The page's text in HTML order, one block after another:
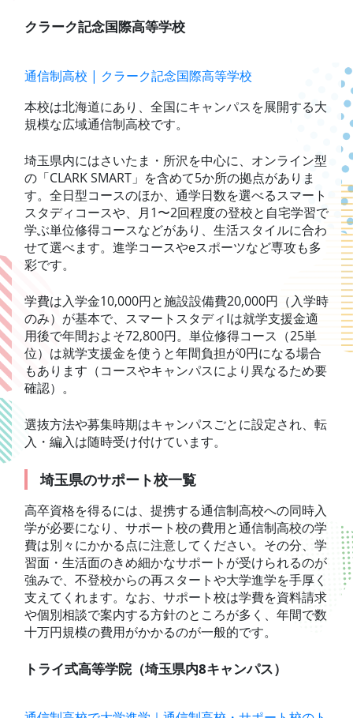
クラーク記念国際高等学校
通信制高校 | クラーク記念国際高等学校
本校は北海道にあり、全国にキャンパスを展開する大
規模な広域通信制高校です。
埼玉県内にはさいたま・所沢を中心に、オンライン型
の「CLARK SMART」を含めて5か所の拠点がありま
す。全日型コースのほか、通学日数を選べるスマート
スタディコースや、月1〜2回程度の登校と自宅学習で
学ぶ単位修得コースなどがあり、生活スタイルに合わ
せて選べます。進学コースやeスポーツなど専攻も多
彩です。
学費は入学金10,000円と施設設備費20,000円（入学時
のみ）が基本で、スマートスタディⅠは就学支援金適
用後で年間およそ72,800円。単位修得コース（25単
位）は就学支援金を使うと年間負担が0円になる場合
もあります（コースやキャンパスにより異なるため要
確認）。
選抜方法や募集時期はキャンパスごとに設定され、転
入・編入は随時受け付けています。
埼玉県のサポート校一覧
高卒資格を得るには、提携する通信制高校への同時入
学が必要になり、サポート校の費用と通信制高校の学
費は別々にかかる点に注意してください。その分、学
習面・生活面のきめ細かなサポートが受けられるのが
強みで、不登校からの再スタートや大学進学を手厚く
支えてくれます。なお、サポート校は学費を資料請求
や個別相談で案内する方針のところが多く、年間で数
十万円規模の費用がかかるのが一般的です。
トライ式高等学院（埼玉県内8キャンパス）